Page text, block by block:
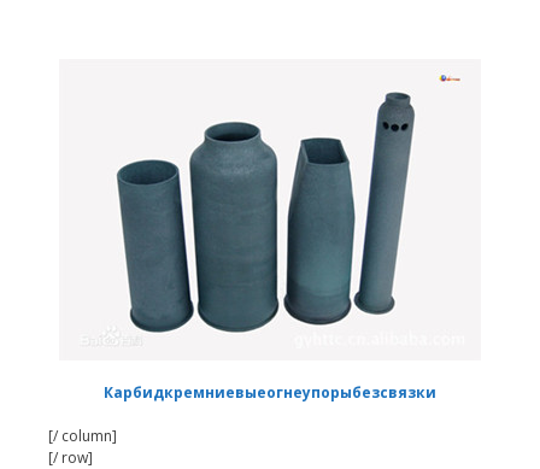
Карбидкремниевыеогнеупорыбезсвязки
[/ column]
[/ row]